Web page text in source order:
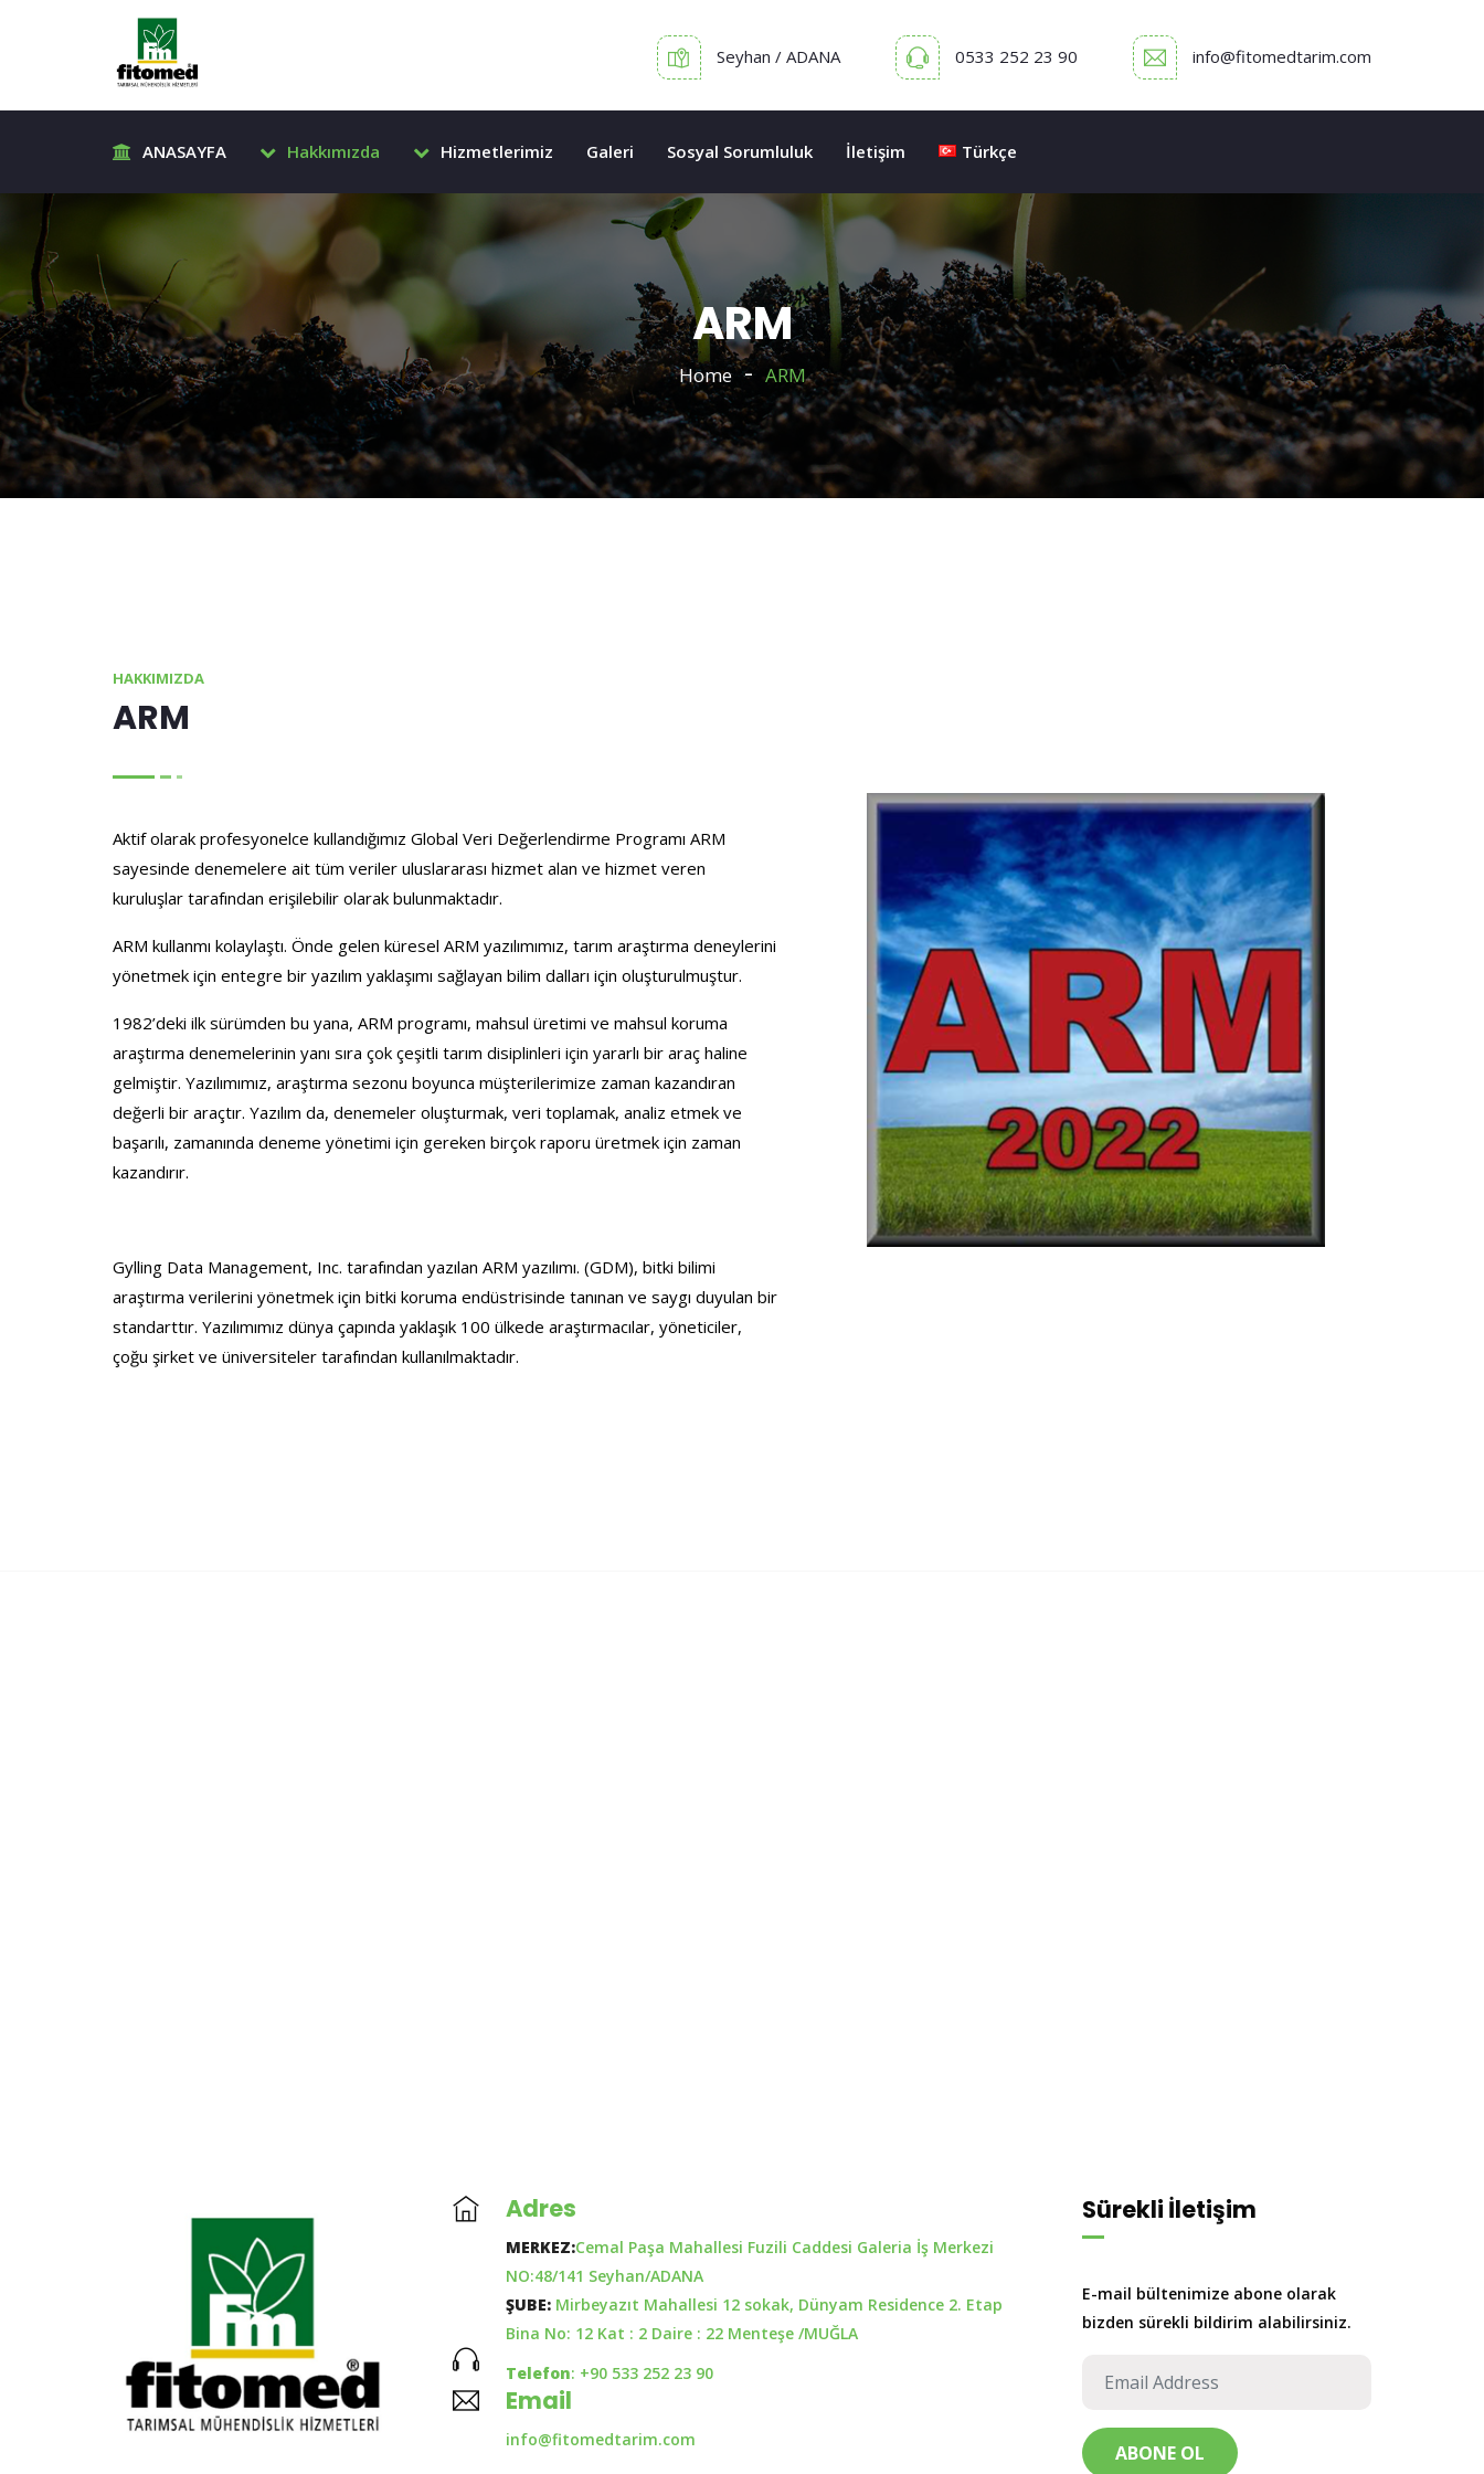
Seyhan / ADANA 0533 252 23 90 info@fitomedtarim.com
ANASAYFA Hakkımızda Hizmetlerimiz Galeri Sosyal Sorumluluk İletişim Türkçe
ARM
Home ARM
HAKKIMIZDA
ARM
Aktif olarak profesyonelce kullandığımız Global Veri Değerlendirme Programı ARM
sayesinde denemelere ait tüm veriler uluslararası hizmet alan ve hizmet veren
kuruluşlar tarafından erişilebilir olarak bulunmaktadır.
ARM kullanmı kolaylaştı. Önde gelen küresel ARM yazılımımız, tarım araştırma deneylerini
yönetmek için entegre bir yazılım yaklaşımı sağlayan bilim dalları için oluşturulmuştur.
1982’deki ilk sürümden bu yana, ARM programı, mahsul üretimi ve mahsul koruma
araştırma denemelerinin yanı sıra çok çeşitli tarım disiplinleri için yararlı bir araç haline
gelmiştir. Yazılımımız, araştırma sezonu boyunca müşterilerimize zaman kazandıran
değerli bir araçtır. Yazılım da, denemeler oluşturmak, veri toplamak, analiz etmek ve
başarılı, zamanında deneme yönetimi için gereken birçok raporu üretmek için zaman
kazandırır.
Gylling Data Management, Inc. tarafından yazılan ARM yazılımı. (GDM), bitki bilimi
araştırma verilerini yönetmek için bitki koruma endüstrisinde tanınan ve saygı duyulan bir
standarttır. Yazılımımız dünya çapında yaklaşık 100 ülkede araştırmacılar, yöneticiler,
çoğu şirket ve üniversiteler tarafından kullanılmaktadır.
Adres
MERKEZ:Cemal Paşa Mahallesi Fuzili Caddesi Galeria İş Merkezi
NO:48/141 Seyhan/ADANA
ŞUBE:Mirbeyazıt Mahallesi 12 sokak, Dünyam Residence 2. Etap
Bina No: 12 Kat : 2 Daire : 22 Menteşe /MUĞLA
Telefon: +90 533 252 23 90
Email
info@fitomedtarim.com
Sürekli İletişim
E-mail bültenimize abone olarak
bizden sürekli bildirim alabilirsiniz.